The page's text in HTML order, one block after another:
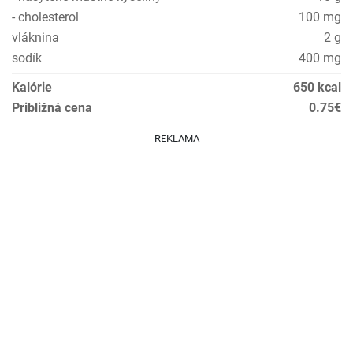
- cholesterol
100 mg
vláknina
2 g
sodík
400 mg
Kalórie
650 kcal
Približná cena
0.75€
REKLAMA